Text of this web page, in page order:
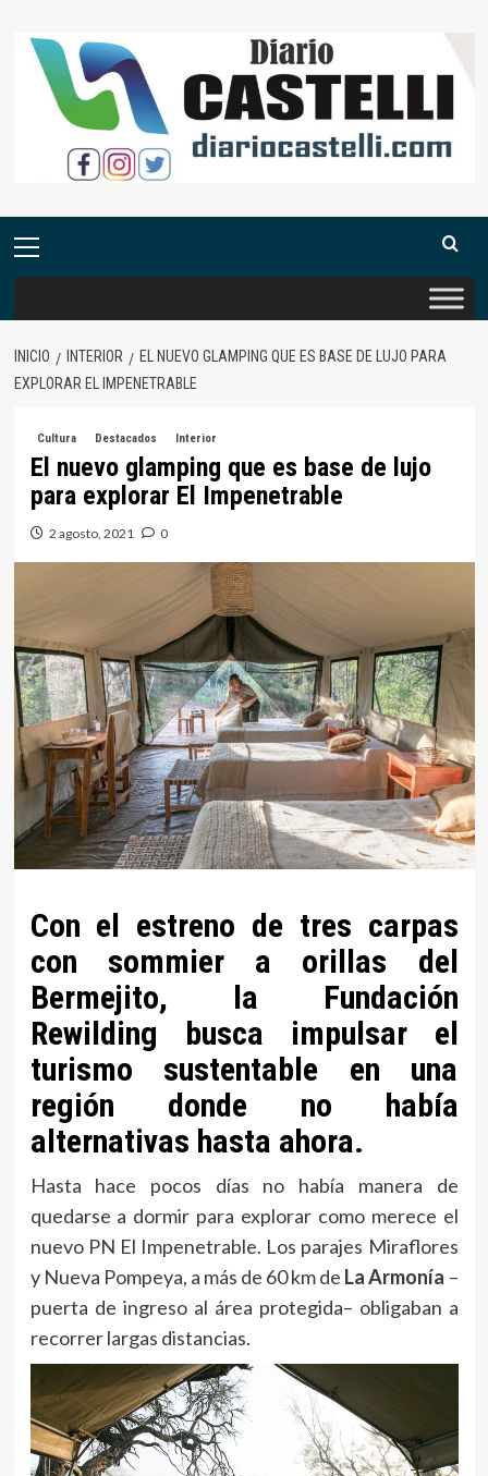
contenido
Menú
INICIO INTERIOR
EL NUEVO GLAMPING QUE ES BASE DE LUJO PARA
EXPLORAR EL IMPENETRABLE
Cultura Destacados Interior
El nuevo glamping que es base de lujo
para explorar El Impenetrable
2 agosto, 2021 0
Con el estreno de tres carpas
con sommier a orillas del
Bermejito, la Fundación
Rewilding busca impulsar el
turismo sustentable en una
región donde no había
alternativas hasta ahora.
Hasta hace pocos días no había manera de
quedarse a dormir para explorar como merece el
nuevo PN El Impenetrable. Los parajes Miraflores
y Nueva Pompeya, a más de 60 km de La Armonía –
puerta de ingreso al área protegida– obligaban a
recorrer largas distancias.